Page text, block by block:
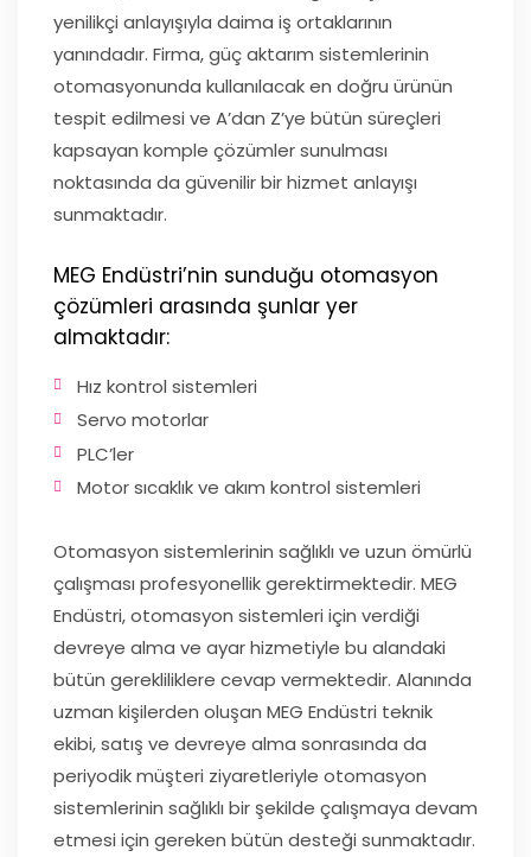
yenilikçi anlayışıyla daima iş ortaklarının
yanındadır. Firma, güç aktarım sistemlerinin
otomasyonunda kullanılacak en doğru ürünün
tespit edilmesi ve A’dan Z’ye bütün süreçleri
kapsayan komple çözümler sunulması
noktasında da güvenilir bir hizmet anlayışı
sunmaktadır.
MEG Endüstri’nin sunduğu otomasyon
çözümleri arasında şunlar yer
almaktadır:
Hız kontrol sistemleri
Servo motorlar
PLC’ler
Motor sıcaklık ve akım kontrol sistemleri
Otomasyon sistemlerinin sağlıklı ve uzun ömürlü
çalışması profesyonellik gerektirmektedir. MEG
Endüstri, otomasyon sistemleri için verdiği
devreye alma ve ayar hizmetiyle bu alandaki
bütün gerekliliklere cevap vermektedir. Alanında
uzman kişilerden oluşan MEG Endüstri teknik
ekibi, satış ve devreye alma sonrasında da
periyodik müşteri ziyaretleriyle otomasyon
sistemlerinin sağlıklı bir şekilde çalışmaya devam
etmesi için gereken bütün desteği sunmaktadır.